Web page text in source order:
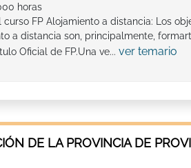
horas
curso FP Alojamiento a distancia: Los
a distancia son, principalmente,
Oficial de FP.Una ve... ver temario
DE LA PROVINCIA DE